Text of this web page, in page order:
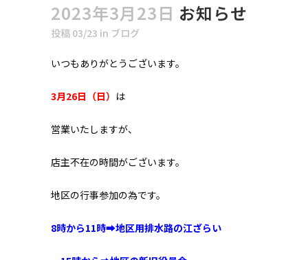
2023年3月23日 お知らせ
投稿 03/23 in ブログ
いつもありがとうございます。
3月26日（日） は
営業いたしますが、
店主不在の時間がございます。
地区の行事参加の為です。
8時から11時➡地区用排水路の江ざらい